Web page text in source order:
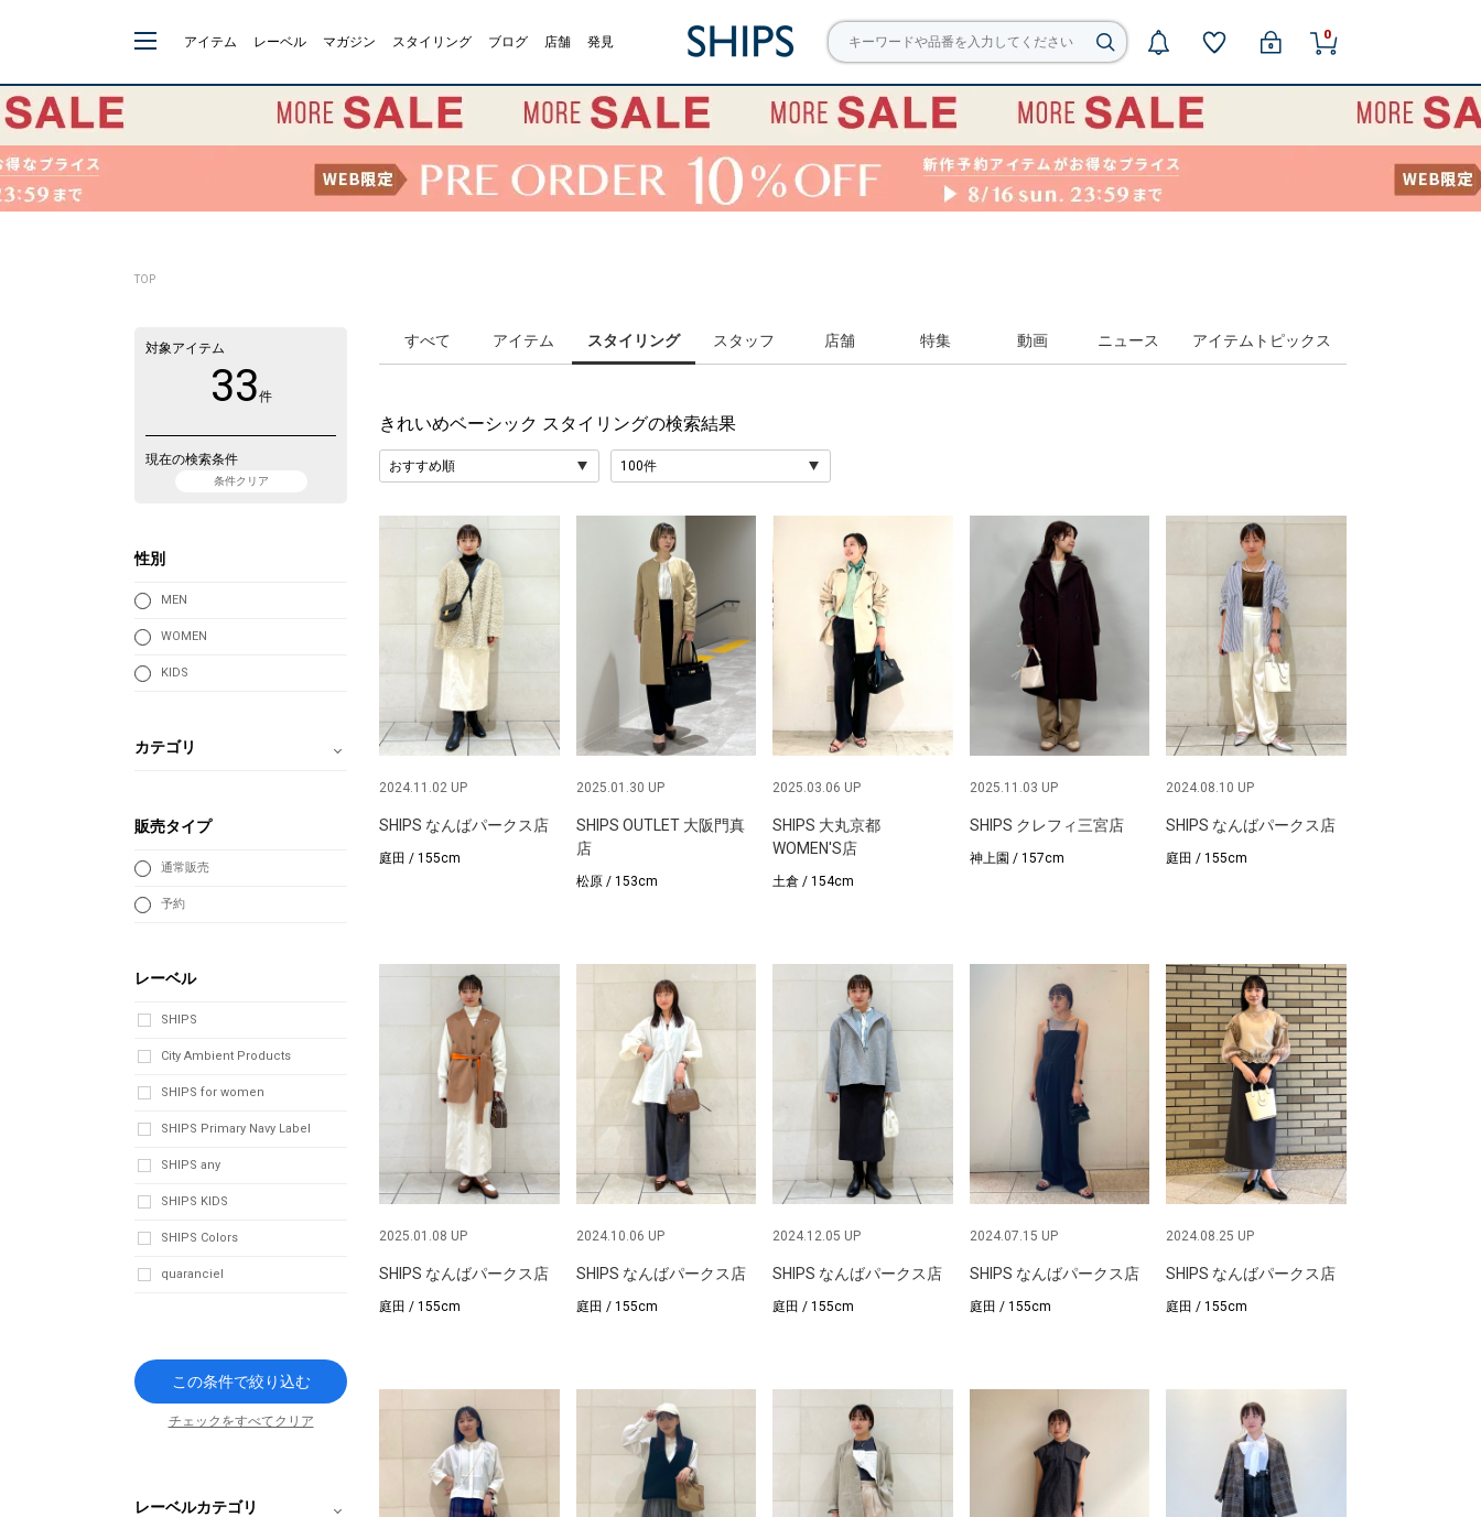
アイテム レーベル マガジン スタイリング ブログ 店舗 発見 0
TOP
すべて アイテム スタイリング スタッフ 店舗 特集 動画 ニュース アイテムトピックス
きれいめベーシック スタイリングの検索結果
2024.11.02 UP
SHIPS なんばパークス店
庭田 / 155cm
2025.01.30 UP
SHIPS OUTLET 大阪門真
店
松原 / 153cm
2025.03.06 UP
SHIPS 大丸京都
WOMEN'S店
土倉 / 154cm
2025.11.03 UP
SHIPS クレフィ三宮店
神上園 / 157cm
2024.08.10 UP
SHIPS なんばパークス店
庭田 / 155cm
2025.01.08 UP
SHIPS なんばパークス店
庭田 / 155cm
2024.10.06 UP
SHIPS なんばパークス店
庭田 / 155cm
2024.12.05 UP
SHIPS なんばパークス店
庭田 / 155cm
2024.07.15 UP
SHIPS なんばパークス店
庭田 / 155cm
2024.08.25 UP
SHIPS なんばパークス店
庭田 / 155cm
対象アイテム
33件
現在の検索条件
条件クリア
性別
MEN
WOMEN
KIDS
カテゴリ
販売タイプ
通常販売
予約
レーベル
SHIPS
City Ambient Products
SHIPS for women
SHIPS Primary Navy Label
SHIPS any
SHIPS KIDS
SHIPS Colors
quaranciel
この条件で絞り込む
チェックをすべてクリア
レーベルカテゴリ